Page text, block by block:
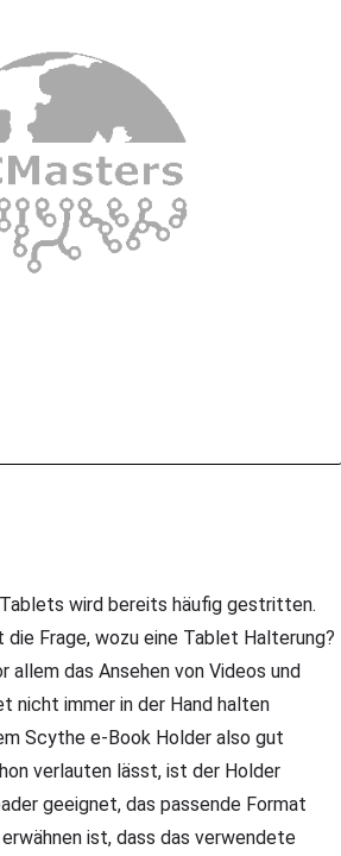
wird bereits häufig gestritten.
Frage, wozu eine Tablet Halterung?
das Ansehen von Videos und
nicht immer in der Hand halten
Scythe e-Book Holder also gut
verlauten lässt, ist der Holder
geeignet, das passende Format
ist, dass das verwendete